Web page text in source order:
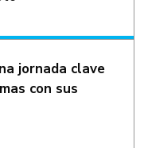
jornada clave
con sus